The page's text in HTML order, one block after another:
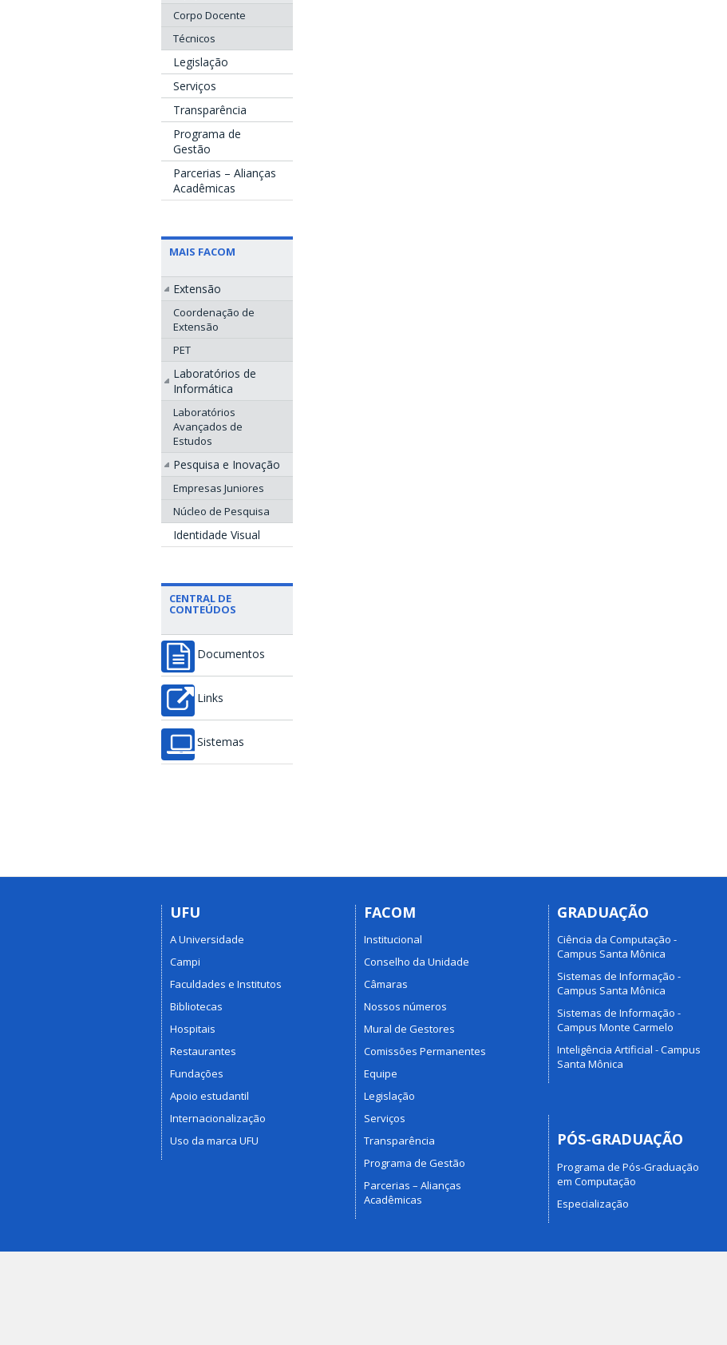
Corpo Docente
Técnicos
Legislação
Serviços
Transparência
Programa de
Gestão
Parcerias – Alianças
Acadêmicas
MAIS FACOM
Extensão
Coordenação de
Extensão
PET
Laboratórios de
Informática
Laboratórios
Avançados de
Estudos
Pesquisa e Inovação
Empresas Juniores
Núcleo de Pesquisa
Identidade Visual
CENTRAL DE
CONTEÚDOS
Documentos
Links
Sistemas
UFU
A Universidade
Campi
Faculdades e Institutos
Bibliotecas
Hospitais
Restaurantes
Fundações
Apoio estudantil
Internacionalização
Uso da marca UFU
FACOM
Institucional
Conselho da Unidade
Câmaras
Nossos números
Mural de Gestores
Comissões Permanentes
Equipe
Legislação
Serviços
Transparência
Programa de Gestão
Parcerias – Alianças
Acadêmicas
GRADUAÇÃO
Ciência da Computação -
Campus Santa Mônica
Sistemas de Informação -
Campus Santa Mônica
Sistemas de Informação -
Campus Monte Carmelo
Inteligência Artificial - Campus
Santa Mônica
PÓS-GRADUAÇÃO
Programa de Pós-Graduação
em Computação
Especialização